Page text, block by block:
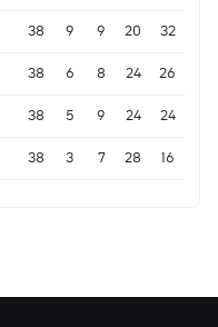
38 9 9 20 32
38 6 8 24 26
38 5 9 24 24
38 3 7 28 16